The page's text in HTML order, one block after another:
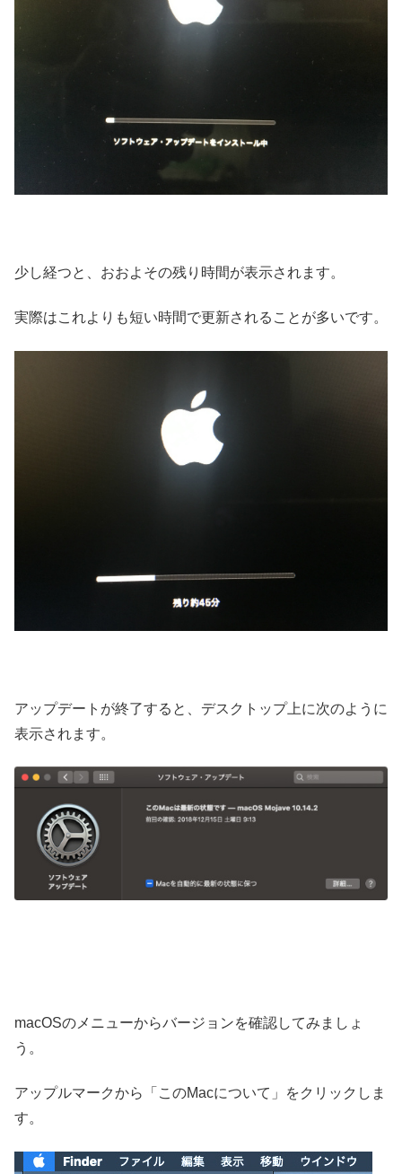
少し経つと、おおよその残り時間が表示されます。
実際はこれよりも短い時間で更新されることが多いです。
アップデートが終了すると、デスクトップ上に次のように
表示されます。
macOSのメニューからバージョンを確認してみましょ
う。
アップルマークから「このMacについて」をクリックしま
す。